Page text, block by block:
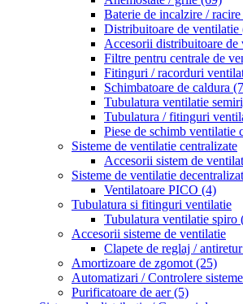
Baterie de incalzire /
Distribuitoare de ventilatie
Accesorii distribuitoare de
Filtre pentru centrale de
Fitinguri / racorduri
Schimbatoare de caldura
Tubulatura ventilatie
Tubulatura / fitinguri
Piese de schimb ventilatie
Sisteme de ventilatie centralizate
Accesorii sistem de
Sisteme de ventilatie
Ventilatoare PICO (4)
Tubulatura si fitinguri ventilatie
Tubulatura ventilatie spiro
Accesorii sisteme de ventilatie
Clapete de reglaj /
Amortizoare de zgomot (25)
Automatizari / Controlere
Purificatoare de aer(5)